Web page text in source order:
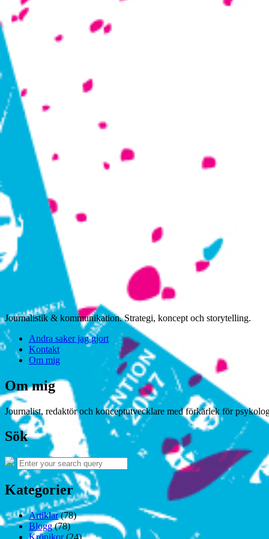
Journalistik & kommunikation. Strategi, koncept och storytelling.
Andra saker jag gjort
Kontakt
Om mig
Om mig
Journalist, redaktör och konceptutvecklare med förkärlek för
Sök
Search
for:
Search
Kategorier
Artiklar(78)
Blogg(78)